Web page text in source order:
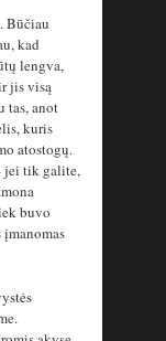
Būčiau
kad
lengva,
jis visą
tas, anot
kuris
atostogų.
jei tik galite,
buvo